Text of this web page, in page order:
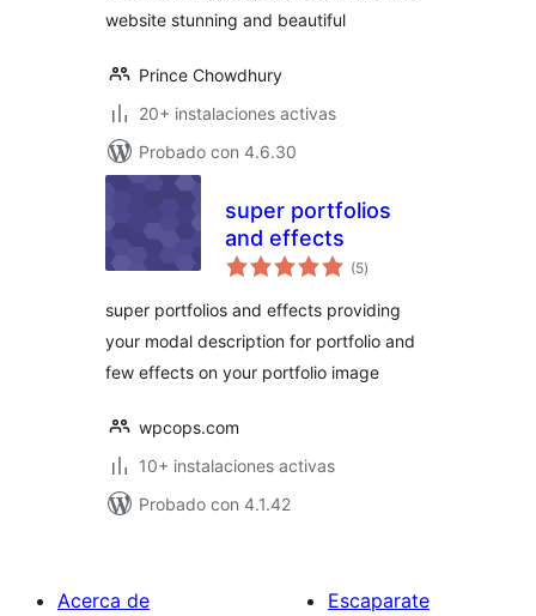
website stunning and beautiful
Prince Chowdhury
20+ instalaciones activas
Probado con 4.6.30
super portfolios
and effects
(5total
de
)
super portfolios and effects providing
your modal description for portfolio and
few effects on your portfolio image
wpcops.com
10+ instalaciones activas
Probado con 4.1.42
Acerca de
Escaparate